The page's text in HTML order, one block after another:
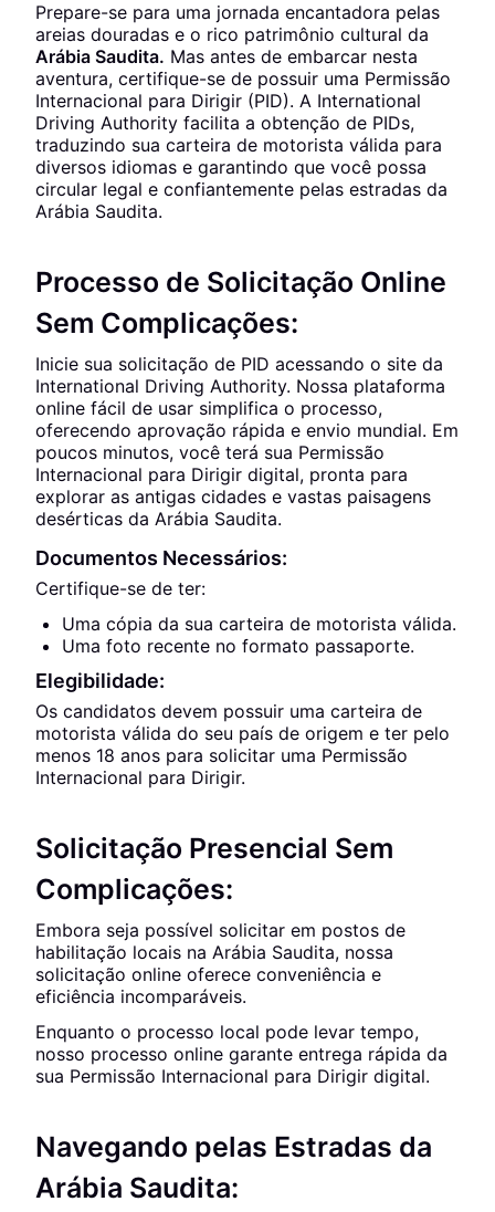
Prepare-se para uma jornada encantadora pelas
areias douradas e o rico patrimônio cultural da
Arábia Saudita. Mas antes de embarcar nesta
aventura, certifique-se de possuir uma Permissão
Internacional para Dirigir (PID). A International
Driving Authority facilita a obtenção de PIDs,
traduzindo sua carteira de motorista válida para
diversos idiomas e garantindo que você possa
circular legal e confiantemente pelas estradas da
Arábia Saudita.
Processo de Solicitação Online
Sem Complicações:
Inicie sua solicitação de PID acessando o site da
International Driving Authority. Nossa plataforma
online fácil de usar simplifica o processo,
oferecendo aprovação rápida e envio mundial. Em
poucos minutos, você terá sua Permissão
Internacional para Dirigir digital, pronta para
explorar as antigas cidades e vastas paisagens
desérticas da Arábia Saudita.
Documentos Necessários:
Certifique-se de ter:
Uma cópia da sua carteira de motorista válida.
Uma foto recente no formato passaporte.
Elegibilidade:
Os candidatos devem possuir uma carteira de
motorista válida do seu país de origem e ter pelo
menos 18 anos para solicitar uma Permissão
Internacional para Dirigir.
Solicitação Presencial Sem
Complicações:
Embora seja possível solicitar em postos de
habilitação locais na Arábia Saudita, nossa
solicitação online oferece conveniência e
eficiência incomparáveis.
Enquanto o processo local pode levar tempo,
nosso processo online garante entrega rápida da
sua Permissão Internacional para Dirigir digital.
Navegando pelas Estradas da
Arábia Saudita: